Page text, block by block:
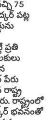
75
పట్ల
ప్రతి
రాష్ట్రంలో
భవనంతో